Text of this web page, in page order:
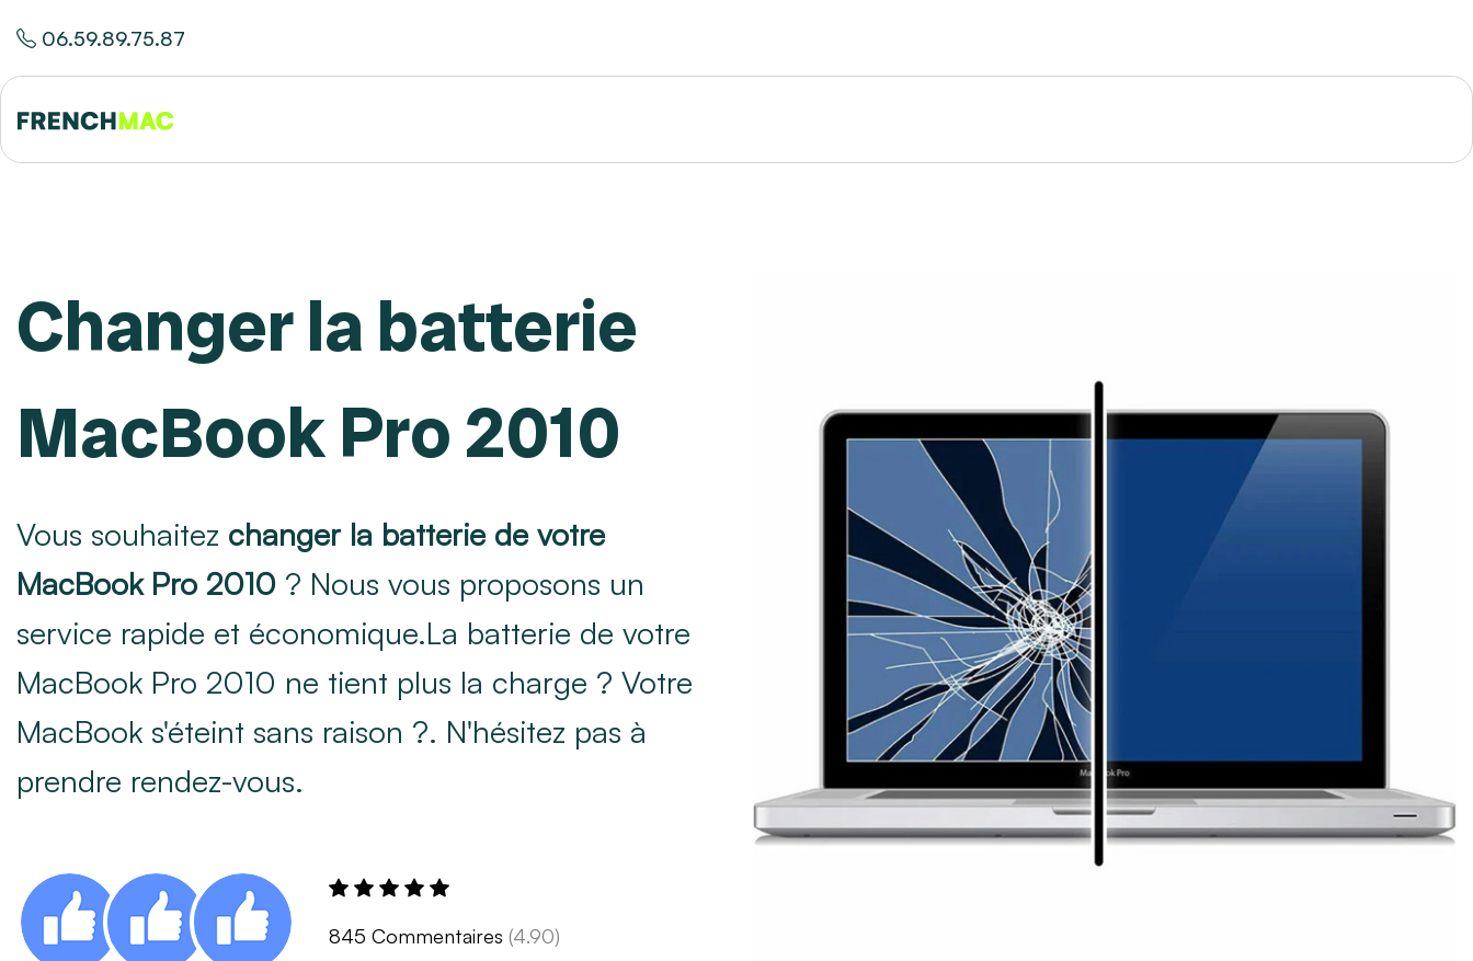
06.59.89.75.87
Changer la batterie
MacBook Pro 2010
Vous souhaitez changer la batterie de votre
MacBook Pro 2010 ? Nous vous proposons un
service rapide et économique.La batterie de votre
MacBook Pro 2010 ne tient plus la charge ? Votre
MacBook s'éteint sans raison ?. N'hésitez pas à
prendre rendez-vous.
845 Commentaires (4.90)